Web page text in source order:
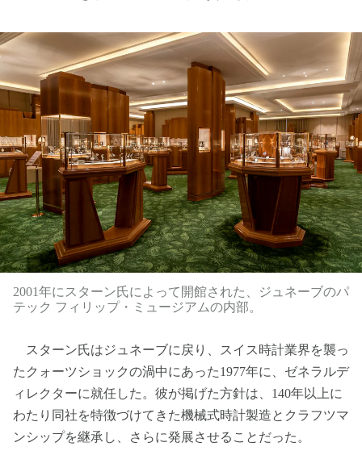
2001年にスターン氏によって開館された、ジュネーブのパ
テック フィリップ・ミュージアムの内部。
スターン氏はジュネーブに戻り、スイス時計業界を襲っ
たクォーツショックの渦中にあった1977年に、ゼネラルデ
ィレクターに就任した。彼が掲げた方針は、140年以上に
わたり同社を特徴づけてきた機械式時計製造とクラフツマ
ンシップを継承し、さらに発展させることだった。